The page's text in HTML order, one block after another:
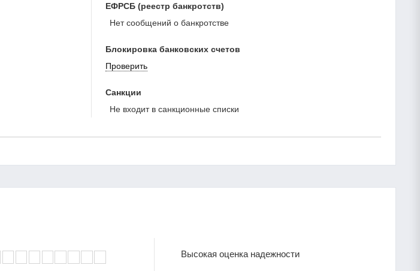
ЕФРСБ (реестр банкротств)
Нет сообщений о банкротстве
Блокировка банковских счетов
Проверить
Санкции
Не входит в санкционные списки
Высокая оценка надежности